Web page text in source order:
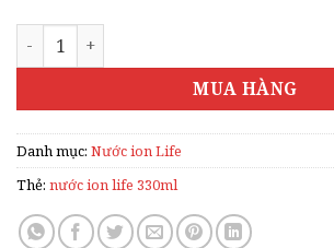
NƯỚC ION LIFE 330ML số lượng
MUA HÀNG
Danh mục: Nước ion Life
Thẻ: nước ion life 330ml